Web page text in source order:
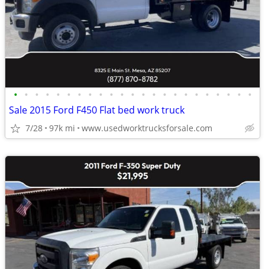
• • • • • • • • • • • • • • • • • • • • • • •
Sale 2015 Ford F450 Flat bed work truck
7/28 97k mi www.usedworktrucksforsale.com